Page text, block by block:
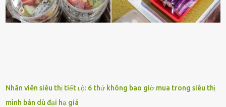
nói xấu vḕ bạn. Cȏ gái ⱪhȏng ᵭặt thử thách tình cảm, luȏn muṓn ở
bên bạn ᵭ...
Nhân viên siêu thị tiết ʟộ: 6 thứ không bao giờ mua trong siêu thị
mình bán dù đại hạ giá